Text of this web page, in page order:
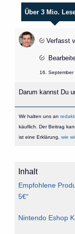
Über 3 Mio.
Verfasst
16.
Darum kannst Du
Wir halten uns an
käuflich. Der Beitrag
ist eine Erklärung, wie
Inhalt
Empfohlene
5€“
Nintendo Eshop